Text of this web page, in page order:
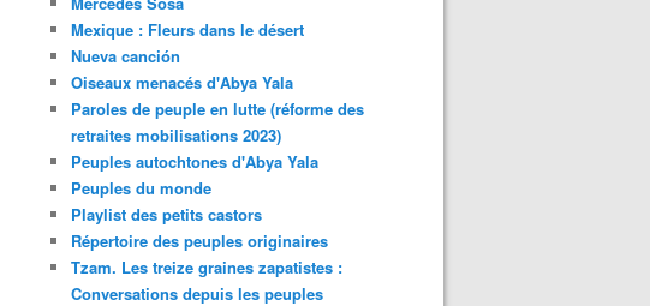
Mexique : Fleurs dans le désert
Nueva canción
Oiseaux menacés d'Abya Yala
Paroles de peuple en lutte (réforme des
retraites mobilisations 2023)
Peuples autochtones d'Abya Yala
Peuples du monde
Playlist des petits castors
Répertoire des peuples originaires
Tzam. Les treize graines zapatistes :
Conversations depuis les peuples